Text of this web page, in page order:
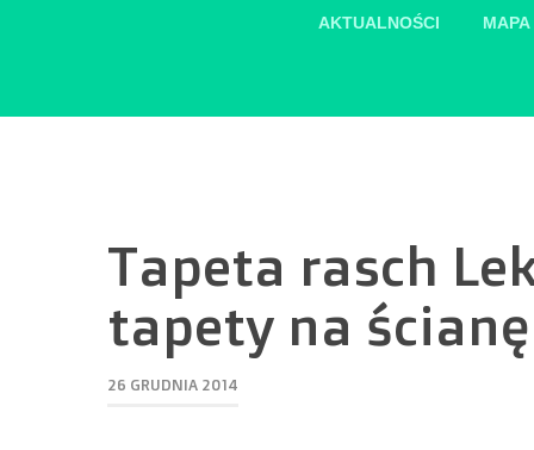
AKTUALNOŚCI
Tapeta rasch
tapety na
26 GRUDNIA 2014